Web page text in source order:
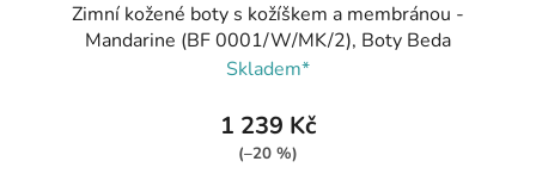
Zimní kožené boty s kožíškem a membránou -
Mandarine (BF 0001/W/MK/2), Boty Beda
Skladem*
1 239 Kč
(–20 %)